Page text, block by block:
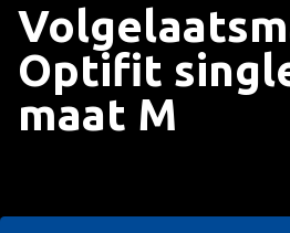
Optifit
maat M